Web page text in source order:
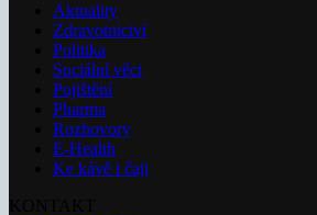
Aktuality
Zdravotnictví
Politika
Sociální věci
Pojištění
Pharma
Rozhovory
E-Health
Ke kávě i čaji